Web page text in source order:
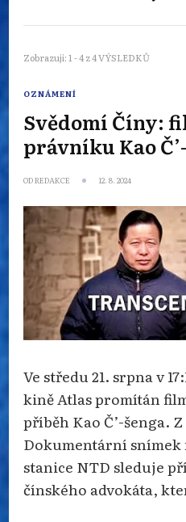
Zobrazuji: 1 - 4 z 4 VÝSLEDKŮ
OZNÁMENÍ
Svědomí Číny:
právníku Kao
ODREDAKCE 12. 8. 2024
Ve středu 21. srpna v
kině Atlas promítán
příběh Kao Č’-šenga.
Dokumentární
stanice NTD sleduje
čínského advokáta,